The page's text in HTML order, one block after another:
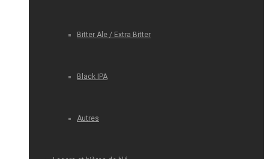
Bitter Ale / Extra Bitter
Black IPA
Autres